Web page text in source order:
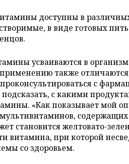
доступны в
в виде готовых
усваиваются в
также
проконсультироваться с
с какими
«Как показывает мой
становится желтовато-
витамина, при которой
со здоровьем.